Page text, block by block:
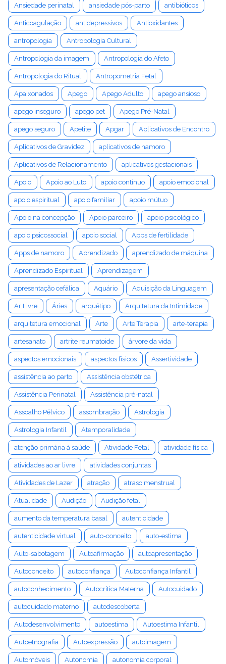
Ansiedade perinatal ansiedade pós-parto antibióticos
Anticoagulação antidepressivos Antioxidantes
antropologia Antropologia Cultural
Antropologia da imagem Antropologia do Afeto
Antropologia do Ritual Antropometria Fetal
Apaixonados Apego Apego Adulto apego ansioso
apego inseguro apego pet Apego Pré-Natal
apego seguro Apetite Apgar Aplicativos de Encontro
Aplicativos de Gravidez aplicativos de namoro
Aplicativos de Relacionamento aplicativos gestacionais
Apoio Apoio ao Luto apoio contínuo apoio emocional
apoio espiritual apoio familiar apoio mútuo
Apoio na concepção Apoio parceiro apoio psicológico
apoio psicossocial apoio social Apps de fertilidade
Apps de namoro Aprendizado aprendizado de máquina
Aprendizado Espiritual Aprendizagem
apresentação cefálica Aquário Aquisição da Linguagem
Ar Livre Áries arquétipo Arquitetura da Intimidade
arquitetura emocional Arte Arte Terapia arte-terapia
artesanato artrite reumatoide árvore da vida
aspectos emocionais aspectos físicos Assertividade
assistência ao parto Assistência obstétrica
Assistência Perinatal Assistência pré-natal
Assoalho Pélvico assombração Astrologia
Astrologia Infantil Atemporalidade
atenção primária à saúde Atividade Fetal atividade física
atividades ao ar livre atividades conjuntas
Atividades de Lazer atração atraso menstrual
Atualidade Audição Audição fetal
aumento da temperatura basal autenticidade
autenticidade virtual auto-conceito auto-estima
Auto-sabotagem Autoafirmação autoapresentação
Autoconceito autoconfiança Autoconfiança Infantil
autoconhecimento Autocrítica Materna Autocuidado
autocuidado materno autodescoberta
Autodesenvolvimento autoestima Autoestima Infantil
Autoetnografia Autoexpressão autoimagem
Automóveis Autonomia autonomia corporal